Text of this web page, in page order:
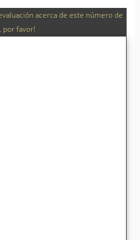
acerca de este número de
por favor!